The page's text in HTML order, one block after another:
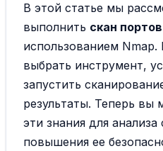
В этой статье мы
выполнить скан
использованием Nmap.
выбрать инструмент,
запустить
результаты. Теперь вы
эти знания для анализа
повышения ее